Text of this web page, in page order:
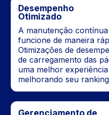
Desempenho
Otimizado
A manutenção
funcione de maneira
Otimizações de
de carregamento das
uma melhor
melhorando seu
Gerenciamento de